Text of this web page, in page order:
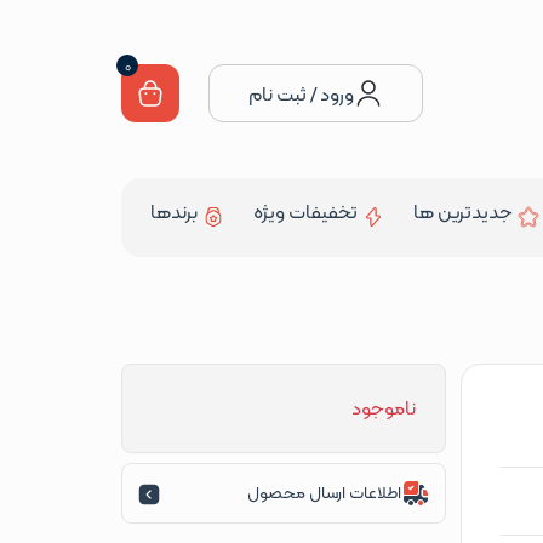
ورود / ثبت نام
0
جدیدترین ها تخفیفات ویژه برندها
ناموجود
اطلاعات ارسال محصول